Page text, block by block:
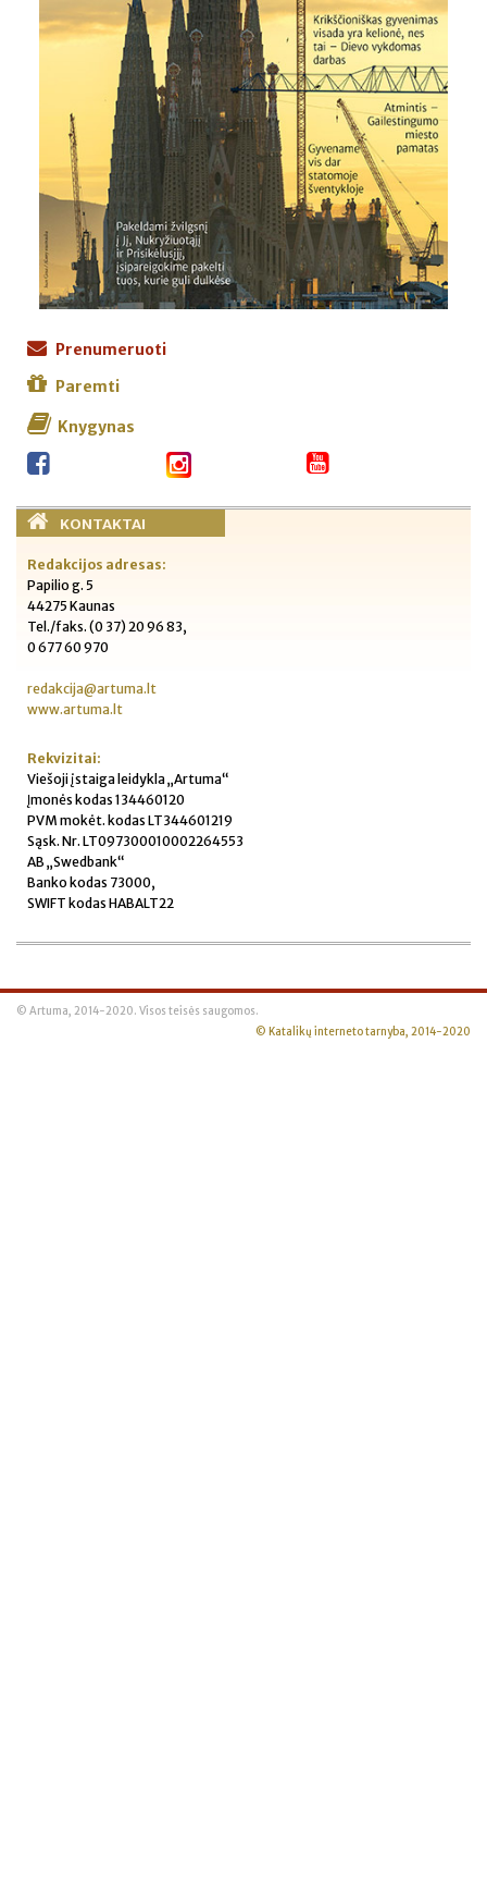
Prenumeruoti
Paremti
Knygynas
KONTAKTAI
Redakcijos adresas:
Papilio g. 5
44275 Kaunas
Tel./faks. (0 37) 20 96 83,
0 677 60 970
redakcija@artuma.lt
www.artuma.lt
Rekvizitai:
Viešoji įstaiga leidykla „Artuma“
Įmonės kodas 134460120
PVM mokėt. kodas LT344601219
Sąsk. Nr. LT097300010002264553
AB „Swedbank“
Banko kodas 73000,
SWIFT kodas HABALT22
© Artuma, 2014-2020. Visos teisės saugomos.
© Katalikų interneto tarnyba, 2014-2020